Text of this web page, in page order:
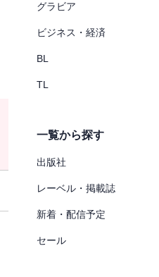
グラビア
ビジネス・経済
BL
TL
一覧から探す
出版社
レーベル・掲載誌
新着・配信予定
セール